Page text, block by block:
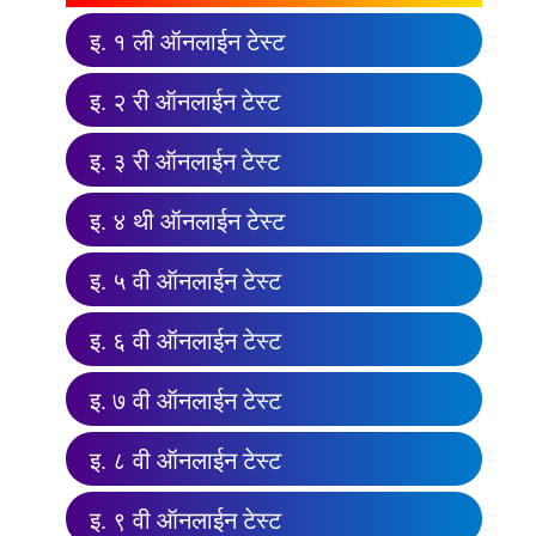
इ. १ ली ऑनलाईन टेस्ट
इ. २ री ऑनलाईन टेस्ट
इ. ३ री ऑनलाईन टेस्ट
इ. ४ थी ऑनलाईन टेस्ट
इ. ५ वी ऑनलाईन टेस्ट
इ. ६ वी ऑनलाईन टेस्ट
इ. ७ वी ऑनलाईन टेस्ट
इ. ८ वी ऑनलाईन टेस्ट
इ. ९ वी ऑनलाईन टेस्ट